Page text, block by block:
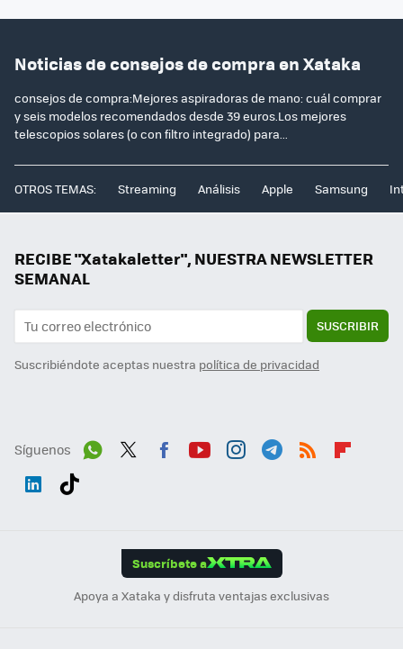
Noticias de consejos de compra en Xataka
consejos de compra:Mejores aspiradoras de mano: cuál comprar
y seis modelos recomendados desde 39 euros.Los mejores
telescopios solares (o con filtro integrado) para...
OTROS TEMAS: Streaming Análisis Apple Samsung
RECIBE "Xatakaletter", NUESTRA NEWSLETTER
SEMANAL
SUSCRIBIR
Suscribiéndote aceptas nuestra política de privacidad
Síguenos
Suscríbete a
Apoya a Xataka y disfruta ventajas exclusivas